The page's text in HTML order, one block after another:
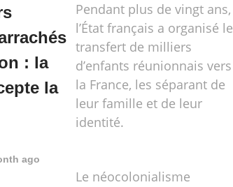
: la
la
Pendant plus de vingt ans,
l’État français a organisé le
transfert de milliers
d’enfants réunionnais vers
la France, les séparant de
leur famille et de leur
identité.
ago
Le néocolonialisme